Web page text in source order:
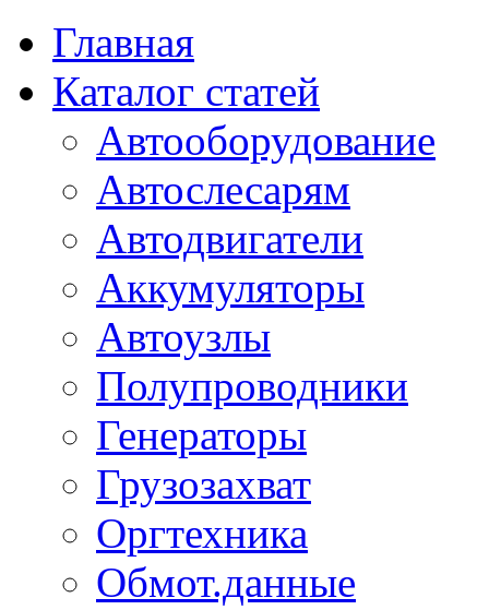
Главная
Каталог статей
Автооборудование
Автослесарям
Автодвигатели
Аккумуляторы
Автоузлы
Полупроводники
Генераторы
Грузозахват
Оргтехника
Обмот.данные